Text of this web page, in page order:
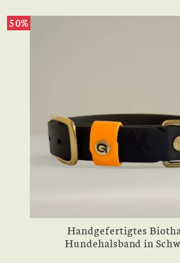
50%
Handgefertigtes
Hundehalsband in